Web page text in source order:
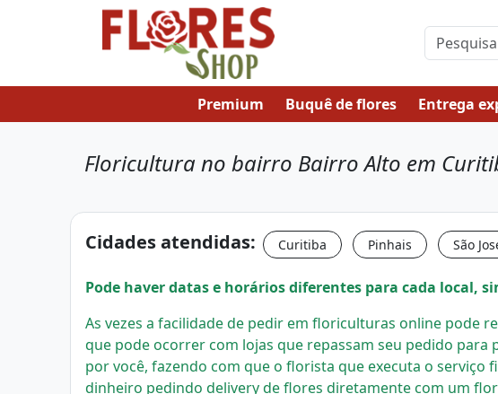
Premium Buquê de flores Entrega
Floricultura no bairro Bairro Alto em
Cidades atendidas: Curitiba Pinhais São
Pode haver datas e horários diferentes para cada local,
As vezes a facilidade de pedir em floriculturas online pode
que pode ocorrer com lojas que repassam seu pedido para
por você, fazendo com que o florista que executa o
dinheiro pedindo delivery de flores diretamente com um